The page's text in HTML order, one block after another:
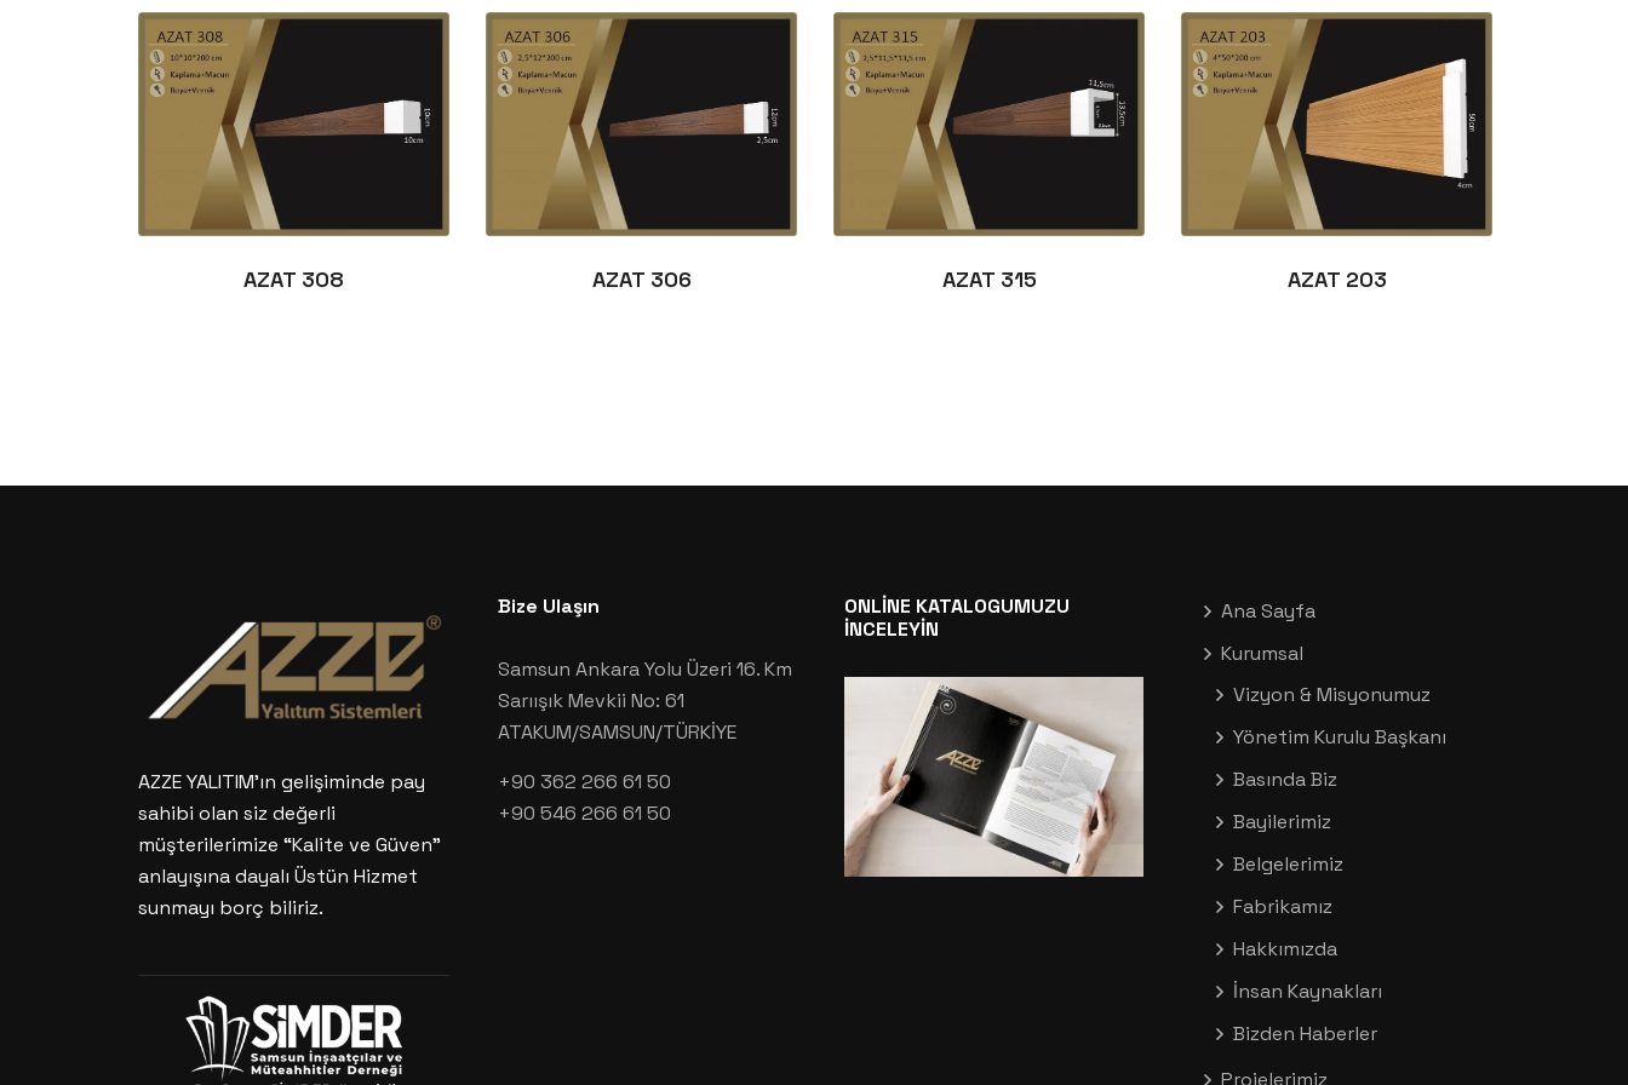
AZAT 308 AZAT 306 AZAT 315 AZAT 203
AZZE YALITIM’ın gelişiminde pay
sahibi olan siz değerli
müşterilerimize “Kalite ve Güven”
anlayışına dayalı Üstün Hizmet
sunmayı borç biliriz.
Bize Ulaşın
Samsun Ankara Yolu Üzeri 16. Km
Sarıışık Mevkii No: 61
ATAKUM/SAMSUN/TÜRKİYE
+90 362 266 61 50
+90 546 266 61 50
ONLİNE KATALOGUMUZU
İNCELEYİN
Ana Sayfa
Kurumsal
Vizyon & Misyonumuz
Yönetim Kurulu Başkanı
Basında Biz
Bayilerimiz
Belgelerimiz
Fabrikamız
Hakkımızda
İnsan Kaynakları
Bizden Haberler
Projelerimiz